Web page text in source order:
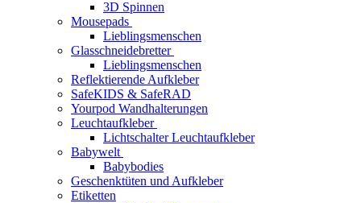
3D Spinnen
Mousepads
Lieblingsmenschen
Glasschneidebretter
Lieblingsmenschen
Reflektierende Aufkleber
SafeKIDS & SafeRAD
Yourpod Wandhalterungen
Leuchtaufkleber
Lichtschalter Leuchtaufkleber
Babywelt
Babybodies
Geschenktüten und Aufkleber
Etiketten